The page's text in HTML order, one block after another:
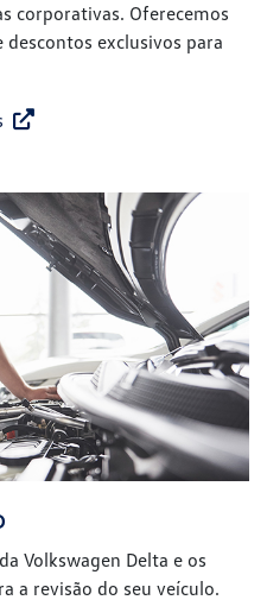
corporativas. Oferecemos
exclusivos para
Volkswagen Delta e os
a revisão do seu veículo.